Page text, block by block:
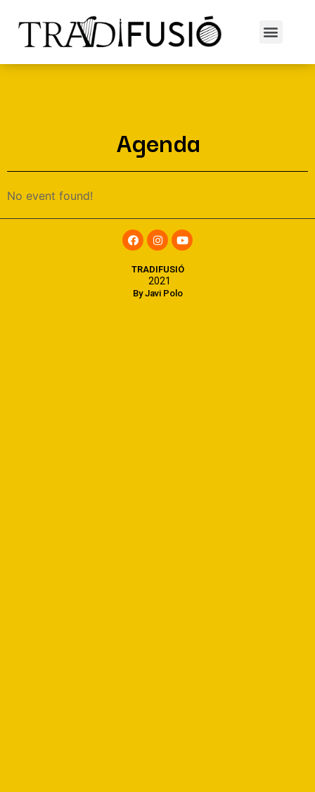
Agenda
No event found!
By Javi Polo
TRADIFUSIÓ
2021